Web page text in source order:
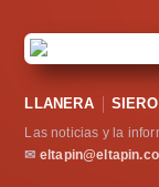
LLANERA SIERO
Las noticias y la
✉